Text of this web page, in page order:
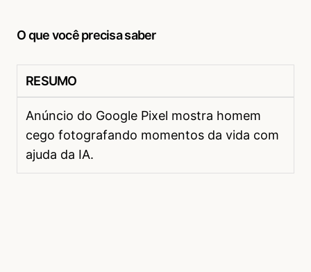
O que você precisa saber
RESUMO
Anúncio do Google Pixel mostra homem
cego fotografando momentos da vida com
ajuda da IA.